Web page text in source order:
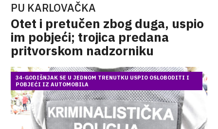
PU KARLOVAČKA
Otet i pretučen zbog duga, uspio
im pobjeći; trojica predana
pritvorskom nadzorniku
34-GODIŠNJAK SE U JEDNOM TRENUTKU USPIO OSLOBODITI I
POBJEĆI IZ AUTOMOBILA